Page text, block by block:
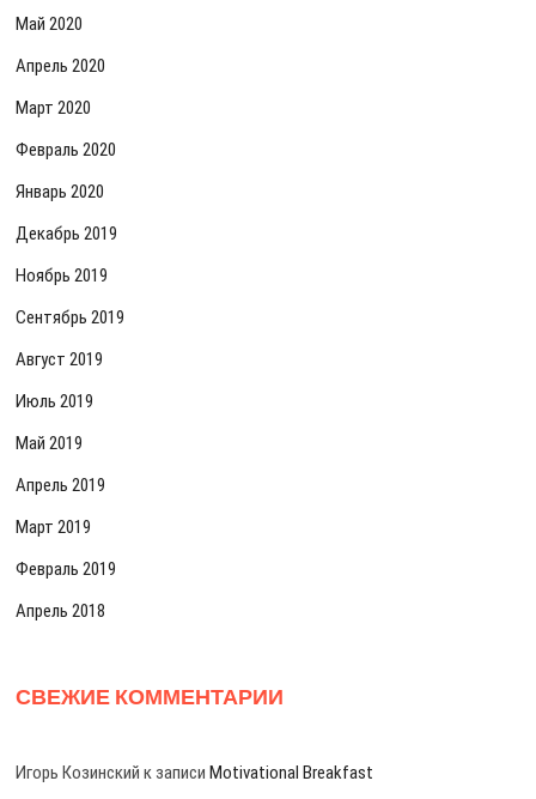
Май 2020
Апрель 2020
Март 2020
Февраль 2020
Январь 2020
Декабрь 2019
Ноябрь 2019
Сентябрь 2019
Август 2019
Июль 2019
Май 2019
Апрель 2019
Март 2019
Февраль 2019
Апрель 2018
СВЕЖИЕ КОММЕНТАРИИ
Игорь Козинский к записиMotivational Breakfast